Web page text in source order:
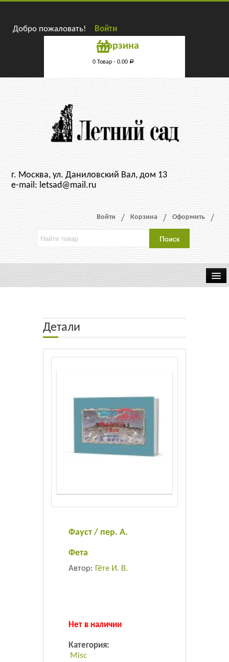
Добро пожаловать! Войти
Корзина
0 Товар - 0.00 Р
г. Москва, ул. Даниловский Вал, дом 13
e-mail: letsad@mail.ru
Войти Корзина Оформить
Контакты
Детали
Фауст / пер. А.
Фета
Автор: Гёте И. В.
Нет в наличии
Категория:
Misc